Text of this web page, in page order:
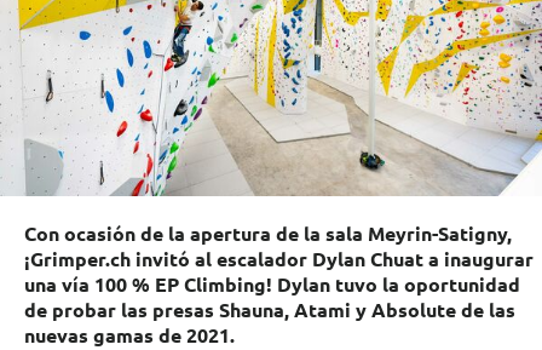
Con ocasión de la apertura de la sala Meyrin-Satigny,
¡Grimper.ch invitó al escalador Dylan Chuat a inaugurar
una vía 100 % EP Climbing! Dylan tuvo la oportunidad
de probar las presas Shauna, Atami y Absolute de las
nuevas gamas de 2021.